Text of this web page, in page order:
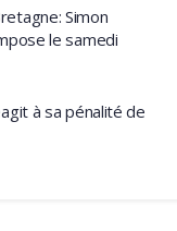
Simon
le samedi
à sa pénalité de